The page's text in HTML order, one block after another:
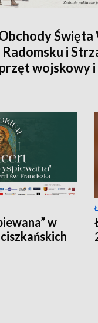
Święta
i
wojskowy i
w